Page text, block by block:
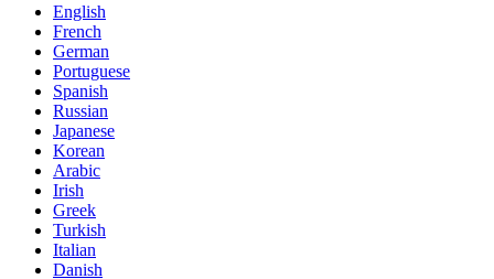
English
French
German
Portuguese
Spanish
Russian
Japanese
Korean
Arabic
Irish
Greek
Turkish
Italian
Danish